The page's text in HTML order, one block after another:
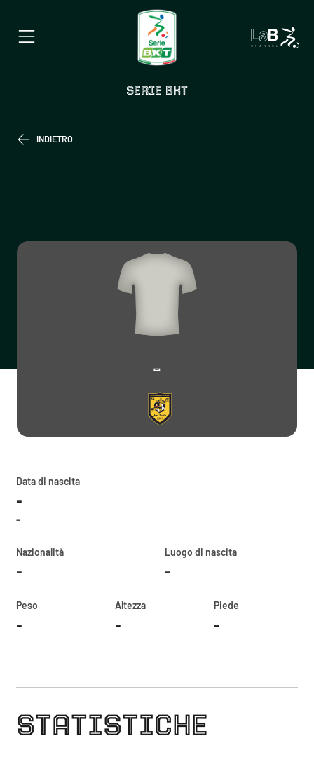
SERIE BKT
INDIETRO
-
Data di nascita
-
-
Nazionalità
-
Luogo di nascita
-
Peso
-
Altezza
-
Piede
-
STATISTICHE